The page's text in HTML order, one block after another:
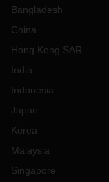
Bangladesh
China
Hong Kong SAR
India
Indonesia
Japan
Korea
Malaysia
Singapore